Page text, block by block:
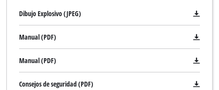
Dibujo Explosivo (JPEG)
Manual (PDF)
Manual (PDF)
Consejos de seguridad (PDF)